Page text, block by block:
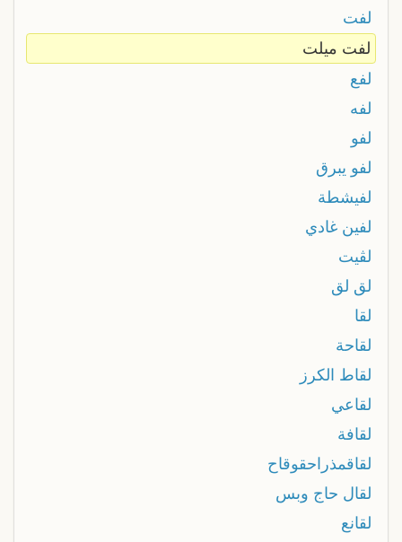
لفت
لفت ميلت
لفع
لفه
لفو
لفو يبرق
لفيشطة
لفين غادي
لڤيت
لق لق
لقا
لقاحة
لقاط الكرز
لقاعي
لقافة
لقاقمذراحقوقاح
لقال حاج وبس
لقانع